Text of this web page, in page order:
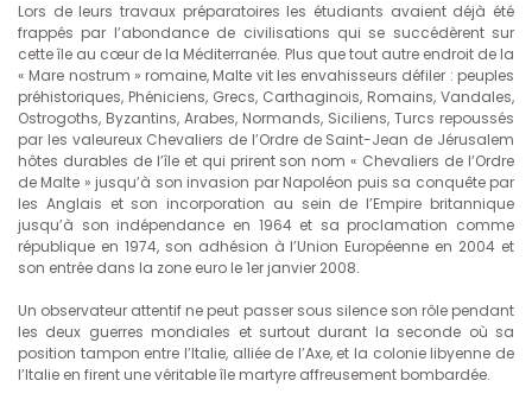
Lors de leurs travaux préparatoires les étudiants avaient déjà été
frappés par l’abondance de civilisations qui se succédèrent sur
cette île au cœur de la Méditerranée. Plus que tout autre endroit de la
« Mare nostrum » romaine, Malte vit les envahisseurs défiler : peuples
préhistoriques, Phéniciens, Grecs, Carthaginois, Romains, Vandales,
Ostrogoths, Byzantins, Arabes, Normands, Siciliens, Turcs repoussés
par les valeureux Chevaliers de l’Ordre de Saint-Jean de Jérusalem
hôtes durables de l’île et qui prirent son nom « Chevaliers de l’Ordre
de Malte » jusqu’à son invasion par Napoléon puis sa conquête par
les Anglais et son incorporation au sein de l’Empire britannique
jusqu’à son indépendance en 1964 et sa proclamation comme
république en 1974, son adhésion à l’Union Européenne en 2004 et
son entrée dans la zone euro le 1er janvier 2008.
Un observateur attentif ne peut passer sous silence son rôle pendant
les deux guerres mondiales et surtout durant la seconde où sa
position tampon entre l’Italie, alliée de l’Axe, et la colonie libyenne de
l’Italie en firent une véritable île martyre affreusement bombardée.